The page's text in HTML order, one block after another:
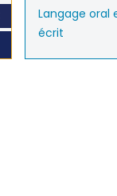
Langage oral
écrit